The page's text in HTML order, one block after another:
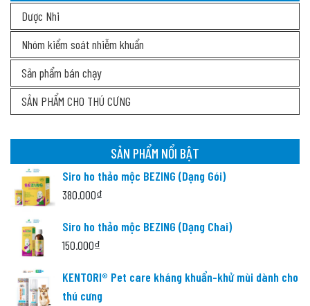
Dược Nhi
Nhóm kiểm soát nhiễm khuẩn
Sản phẩm bán chạy
SẢN PHẨM CHO THÚ CƯNG
SẢN PHẨM NỔI BẬT
Siro ho thảo mộc BEZING (Dạng Gói)
380.000₫
Siro ho thảo mộc BEZING (Dạng Chai)
150.000₫
KENTORI® Pet care kháng khuẩn-khử mùi dành cho
thú cưng